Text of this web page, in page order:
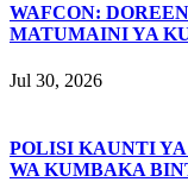
WAFCON:
MATUMAINI YA
Jul 30, 2026
POLISI KAUNTI
WA KUMBAKA